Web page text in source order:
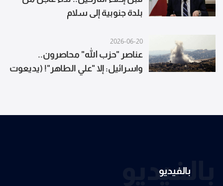
بلدة جنوبية إلى سلام
2026-06-20
عناصر "حزب الله" محاصرون..
واسرائيل: إلا "علي الطاهر"! (يديعوت
بالفيديو
بالفيديو